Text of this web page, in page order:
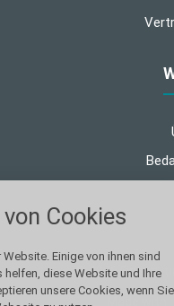
© 2026 Finanz-
Made with
Cookies
Einige von ihnen sind
diese Website und Ihre
unsere Cookies, wenn Sie
alle verwendeten Cookies und
zu blockieren.
Notwendig